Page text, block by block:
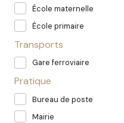
École maternelle
École primaire
Transports
Gare ferroviaire
Pratique
Bureau de poste
Mairie